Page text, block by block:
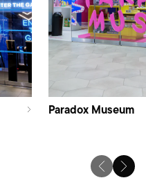
Paradox Museum